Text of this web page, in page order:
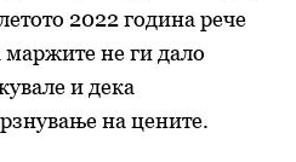
2022 година рече
не ги дало
и дека
на цените.